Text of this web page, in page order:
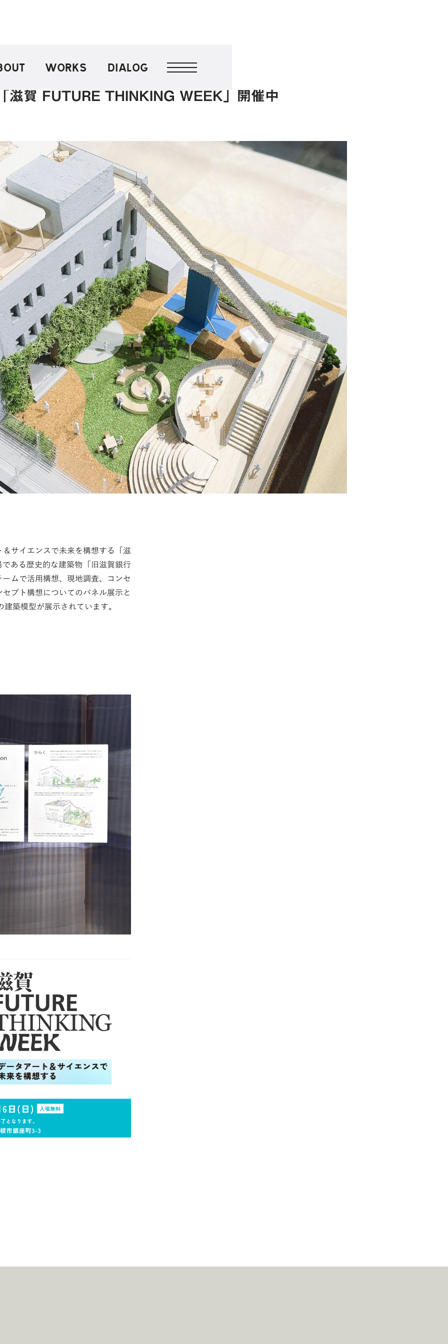
WORKS DIALOG
滋賀 FUTURE THINKING WEEK」開催中
サイエンスで未来を構想する「滋
ある歴史的な建築物「旧滋賀銀行
ムで活用構想、現地調査、コンセ
プト構想についてのパネル展示と
築模型が展示されています。